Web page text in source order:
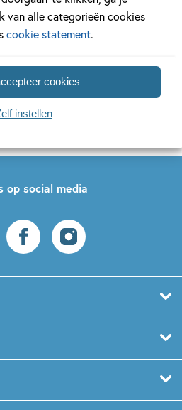
van alle categorieën cookies
cookie statement.
cookies
instellen
en inspiratie!
WPG Privacy Statement
op social media